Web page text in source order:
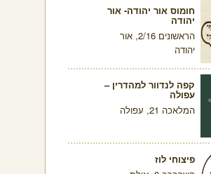
חומוס אור יהודה- אור
יהודה
הראשונים 2/16, אור
יהודה
קפה לנדוור למהדרין –
עפולה
המלאכה 21, עפולה
פיצוחי לוז